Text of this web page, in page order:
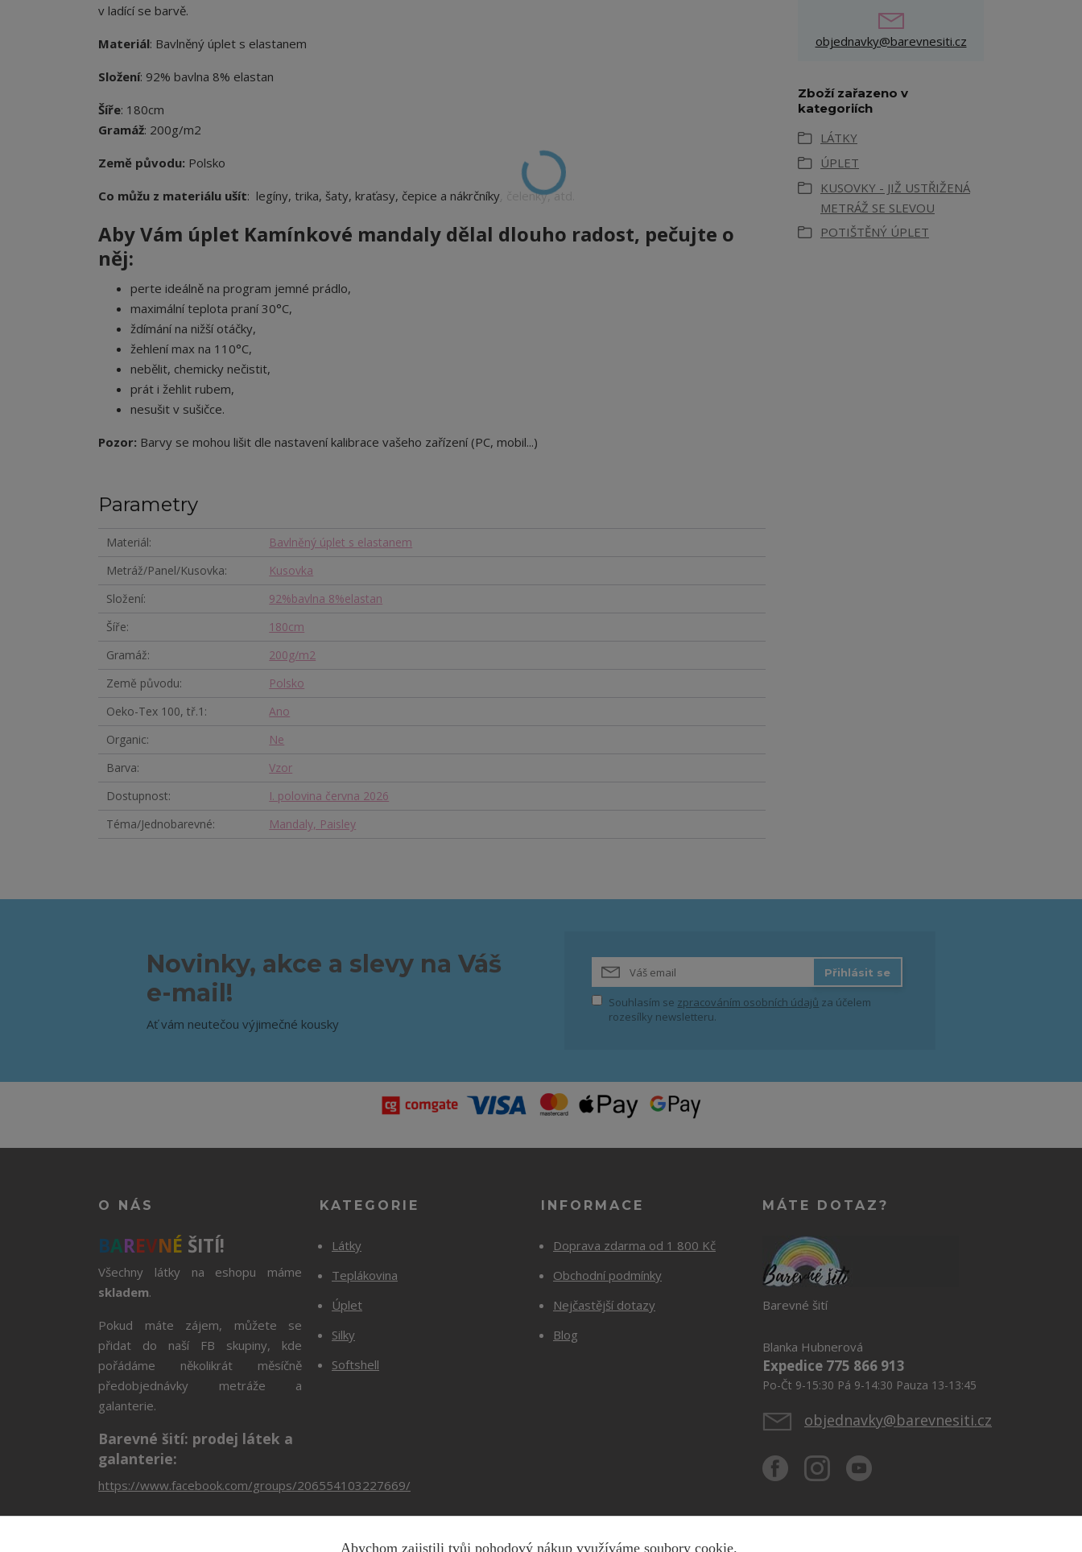
v ladící se barvě.
Materiál: Bavlněný úplet s elastanem
Složení: 92% bavlna 8% elastan
Šíře: 180cm
Gramáž: 200g/m2
Země původu: Polsko
Co můžu z materiálu ušít: legíny, trika, šaty, kraťasy, čepice a nákrčníky, čelenky, atd.
Aby Vám úplet Kamínkové mandaly dělal dlouho radost, pečujte o
něj:
perte ideálně na program jemné prádlo,
maximální teplota praní 30°C,
ždímání na nižší otáčky,
žehlení max na 110°C,
nebělit, chemicky nečistit,
prát i žehlit rubem,
nesušit v sušičce.
Pozor: Barvy se mohou lišit dle nastavení kalibrace vašeho zařízení (PC, mobil...)
Parametry
Materiál
Bavlněný úplet s elastanem
Metráž/Panel/Kusovka
Kusovka
Složení
92%bavlna 8%elastan
Šíře
180cm
Gramáž
200g/m2
Země původu
Polsko
Oeko-Tex 100, tř.1
Ano
Organic
Ne
Barva
Vzor
Dostupnost
I. polovina června 2026
Téma/Jednobarevné
Mandaly, Paisley
objednavky@barevnesiti.cz
Zboží zařazeno v
kategoriích
LÁTKY
ÚPLET
KUSOVKY - JIŽ USTŘIŽENÁ
METRÁŽ SE SLEVOU
POTIŠTĚNÝ ÚPLET
Novinky, akce a slevy na Váš
e-mail!
Ať vám neutečou výjimečné kousky
Přihlásit se
Souhlasím se zpracováním osobních údajů za účelem
rozesílky newsletteru.
O NÁS
BAREVNÉ ŠITÍ!
Všechny látky na eshopu máme
skladem.
Pokud máte zájem, můžete se
přidat do naší FB skupiny, kde
pořádáme několikrát měsíčně
předobjednávky metráže a
galanterie.
Barevné šití: prodej látek a
galanterie:
https://www.facebook.com/groups/206554103227669/
KATEGORIE
Látky
Teplákovina
Úplet
Silky
Softshell
INFORMACE
Doprava zdarma od 1 800 Kč
Obchodní podmínky
Nejčastější dotazy
Blog
MÁTE DOTAZ?
Barevné šití
Blanka Hubnerová
Expedice 775 866 913
Po-Čt 9-15:30 Pá 9-14:30 Pauza 13-13:45
objednavky@barevnesiti.cz
Abychom zajistili tvůj pohodový nákup využíváme soubory cookie.